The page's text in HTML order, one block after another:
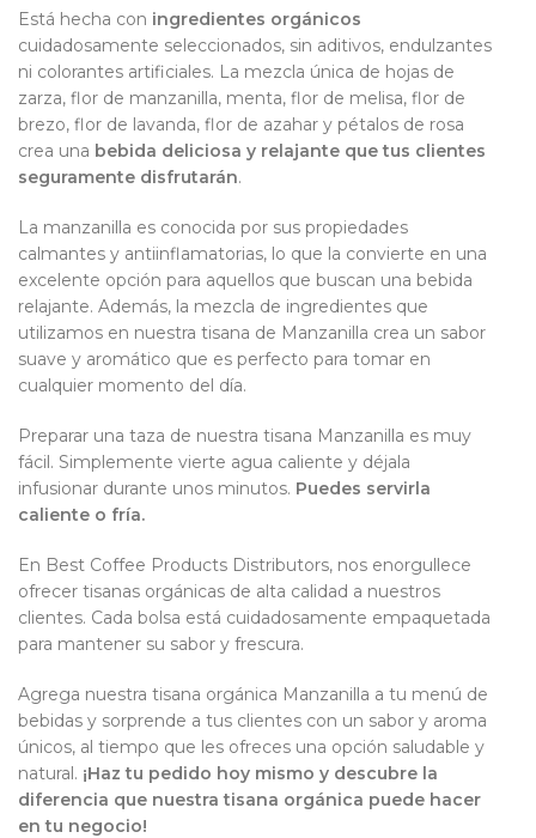
Está hecha con ingredientes orgánicos
cuidadosamente seleccionados, sin aditivos, endulzantes
ni colorantes artificiales. La mezcla única de hojas de
zarza, flor de manzanilla, menta, flor de melisa, flor de
brezo, flor de lavanda, flor de azahar y pétalos de rosa
crea una bebida deliciosa y relajante que tus clientes
seguramente disfrutarán.
La manzanilla es conocida por sus propiedades
calmantes y antiinflamatorias, lo que la convierte en una
excelente opción para aquellos que buscan una bebida
relajante. Además, la mezcla de ingredientes que
utilizamos en nuestra tisana de Manzanilla crea un sabor
suave y aromático que es perfecto para tomar en
cualquier momento del día.
Preparar una taza de nuestra tisana Manzanilla es muy
fácil. Simplemente vierte agua caliente y déjala
infusionar durante unos minutos. Puedes servirla
caliente o fría.
En Best Coffee Products Distributors, nos enorgullece
ofrecer tisanas orgánicas de alta calidad a nuestros
clientes. Cada bolsa está cuidadosamente empaquetada
para mantener su sabor y frescura.
Agrega nuestra tisana orgánica Manzanilla a tu menú de
bebidas y sorprende a tus clientes con un sabor y aroma
únicos, al tiempo que les ofreces una opción saludable y
natural. ¡Haz tu pedido hoy mismo y descubre la
diferencia que nuestra tisana orgánica puede hacer
en tu negocio!